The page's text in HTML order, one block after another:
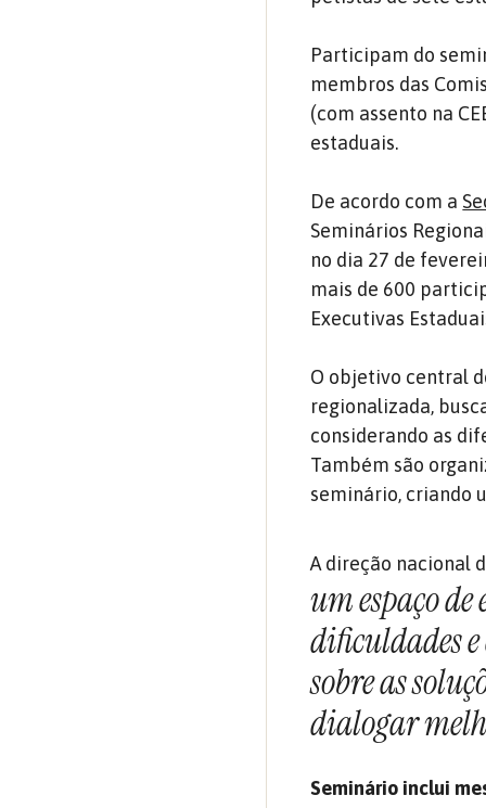
Participam do
membros das
(com assento na
estaduais.
De acordo com a
Seminários
no dia 27 de
mais de 600
Executivas
O objetivo central
regionalizada,
considerando as
Também são
seminário, criando
A direção nacional
um espaço
dificuldades
sobre as
dialogar
Seminário inclui